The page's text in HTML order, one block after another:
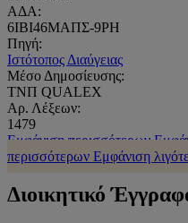
ΑΔΑ:
6ΙΒΙ46ΜΑΠΣ-9ΡΗ
Πηγή:
Ιστότοπος Διαύγειας
Μέσο Δημοσίευσης:
ΤΝΠ QUALEX
Αρ. Λέξεων:
1479
Εμφάνιση περισσότερων
περισσότερων Εμφάνιση
Διοικητικό